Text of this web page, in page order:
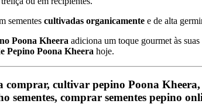
sementes cultivadas organicamente e de alta
Poona Kheera adiciona um toque gourmet às
Pepino Poona Kheera hoje.
comprar, cultivar pepino Poona
sementes, comprar sementes pepino